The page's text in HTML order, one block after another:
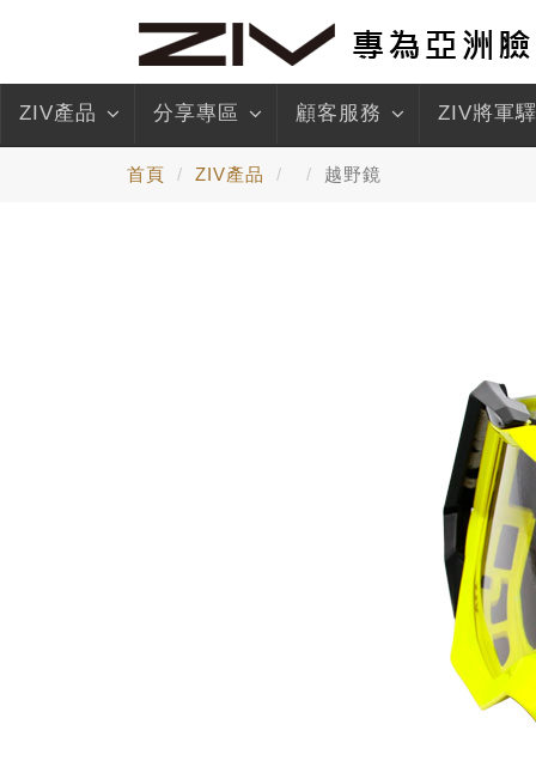
ZIV產品 分享專區 顧客服務 ZIV將軍
首頁 ZIV產品 越野鏡